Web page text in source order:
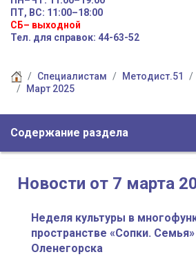
ПТ, ВС: 11:00–18:00
СБ– выходной
Тел. для справок: 44-63-52
Специалистам Методист.51
Март 2025
Содержание раздела
Новости от 7 марта
Неделя культуры в
пространстве «Сопки.
Оленегорска